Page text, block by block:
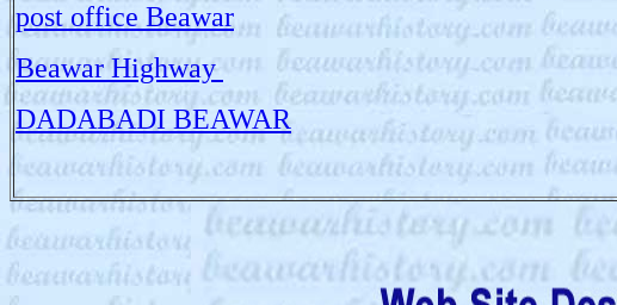
post office Beawar
Beawar Highway
DADABADI BEAWAR